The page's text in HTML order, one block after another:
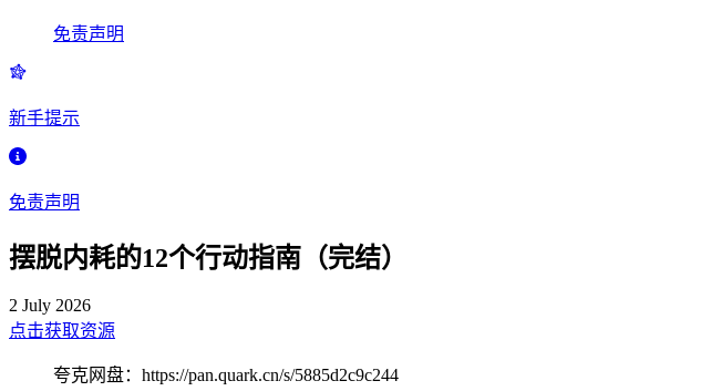
免责声明
新手提示
免责声明
摆脱内耗的12个行动指南（完结）
2 July 2026
点击获取资源
夸克网盘：https://pan.quark.cn/s/5885d2c9c244